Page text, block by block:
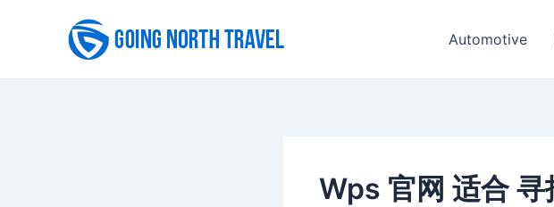
Automotive
Wps 官网 适合 寻